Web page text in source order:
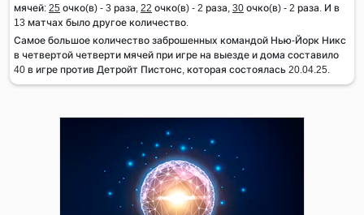
мячей: 25 очко(в) - 3 раза, 22 очко(в) - 2 раза, 30 очко(в) - 2 раза. И в
13 матчах было другое количество.
Самое большое количество заброшенных командой Нью-Йорк Никс
в четвертой четверти мячей при игре на выезде и дома составило
40 в игре против Детройт Пистонс, которая состоялась 20.04.25.